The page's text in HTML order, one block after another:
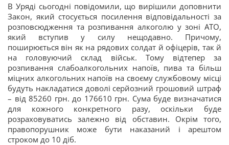
В Уряді сьогодні повідомили, що вирішили доповнити
Закон, який стосується посилення відповідальності за
розповсюдження та розпивання алкоголю у зоні АТО,
який вступив у силу нещодавно. Причому,
поширюється він як на рядових солдат й офіцерів, так й
на головуючий склад військ. Тому відтепер за
розпивання слабоалкогольних напоїв, пива та більш
міцних алкогольних напоїв на своєму службовому місці
будуть накладатися доволі серйозний грошовий штраф
– від 85260 грн. до 176610 грн. Сума буде визначатися
для кожного конкретного разу, оскільки буде
розраховуватись залежно від обставин. Окрім того,
правопорушник може бути наказаний і арештом
строком до 10 діб.